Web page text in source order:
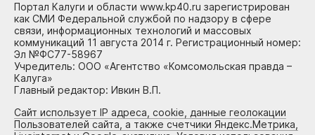
Портал Калуги и области www.kp40.ru зарегистрирован
как СМИ Федеральной службой по надзору в сфере
связи, информационных технологий и массовых
коммуникаций 11 августа 2014 г. Регистрационный номер:
Эл №ФС77-58967
Учредитель: ООО «Агентство «Комсомольская правда –
Калуга»
Главный редактор: Ивкин В.П.
Сайт использует IP адреса, cookie, данные геолокации
Пользователей сайта, а также счетчики Яндекс.Метрика,